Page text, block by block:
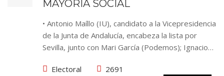
MAYORÍA SOCIAL
• Antonio Maíllo (IU), candidato a la Vicepresidencia
de la Junta de Andalucía, encabeza la lista por
Sevilla, junto con Mari García (Podemos); Ignacio…
Electoral 2691